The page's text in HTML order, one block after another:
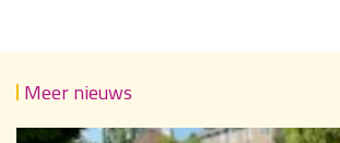
Meer nieuws